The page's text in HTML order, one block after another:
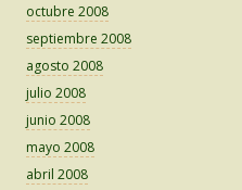
octubre 2008
septiembre 2008
agosto 2008
julio 2008
junio 2008
mayo 2008
abril 2008